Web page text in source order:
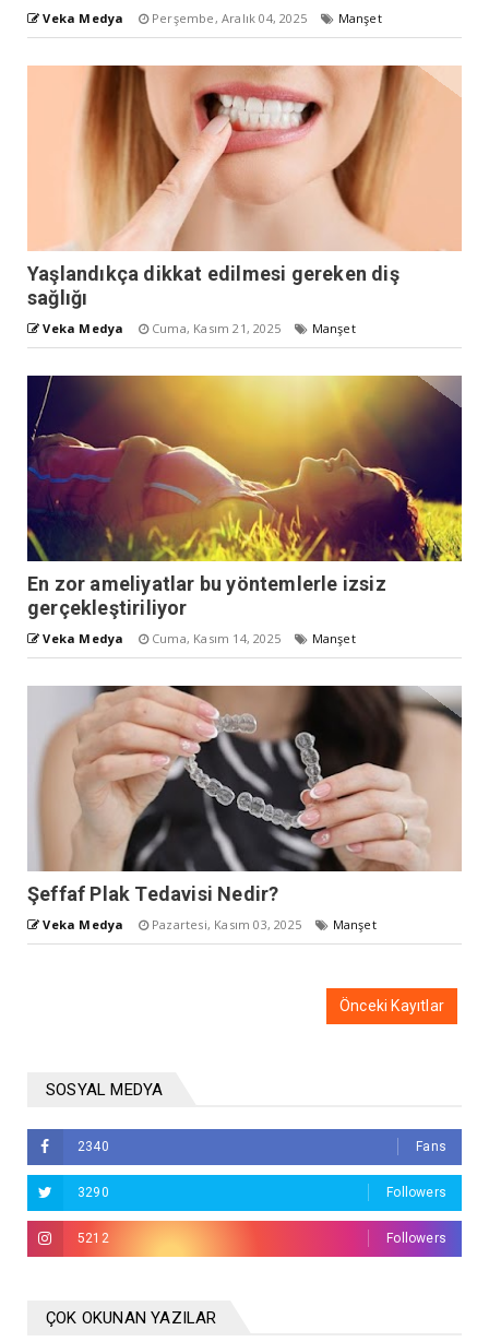
Veka Medya Perşembe, Aralık 04, 2025 Manşet
Yaşlandıkça dikkat edilmesi gereken diş
sağlığı
Veka Medya Cuma, Kasım 21, 2025 Manşet
En zor ameliyatlar bu yöntemlerle izsiz
gerçekleştiriliyor
Veka Medya Cuma, Kasım 14, 2025 Manşet
Şeffaf Plak Tedavisi Nedir?
Veka Medya Pazartesi, Kasım 03, 2025 Manşet
Önceki Kayıtlar
SOSYAL MEDYA
2340 Fans
3290 Followers
5212 Followers
ÇOK OKUNAN YAZILAR